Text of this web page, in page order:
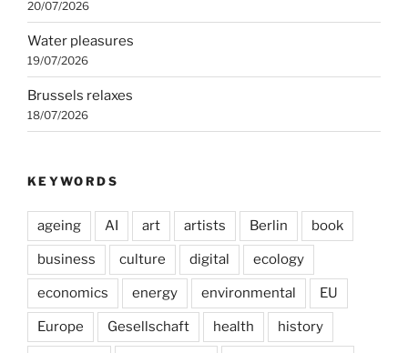
20/07/2026
Water pleasures
19/07/2026
Brussels relaxes
18/07/2026
KEYWORDS
ageing AI art artists Berlin book
business culture digital ecology
economics energy environmental EU
Europe Gesellschaft health history